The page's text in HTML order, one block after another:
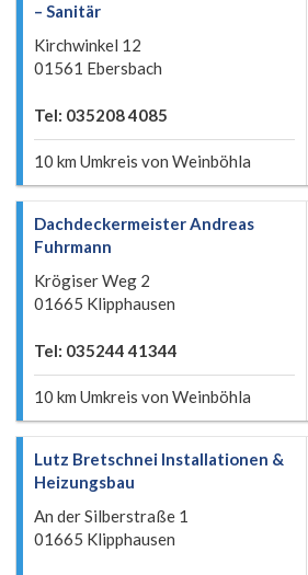
– Sanitär
Kirchwinkel 12
01561 Ebersbach
Tel: 035208 4085
10 km Umkreis von Weinböhla
Dachdeckermeister Andreas
Fuhrmann
Krögiser Weg 2
01665 Klipphausen
Tel: 035244 41344
10 km Umkreis von Weinböhla
Lutz Bretschnei Installationen &
Heizungsbau
An der Silberstraße 1
01665 Klipphausen